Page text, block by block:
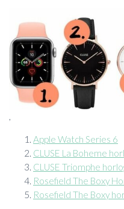
Apple Watch Series 6
CLUSE La Boheme
CLUSE Triomphe
Rosefield The Boxy
Rosefield The Boxy